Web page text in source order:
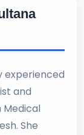
experienced
and
Medical
She